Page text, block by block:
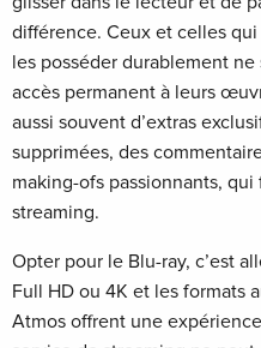
différence. Ceux et celles
les posséder durablement ne
accès permanent à leurs
aussi souvent d’extras
supprimées, des
making-ofs passionnants,
streaming.
Opter pour le Blu-ray, c’est
Full HD ou 4K et les formats
Atmos offrent une